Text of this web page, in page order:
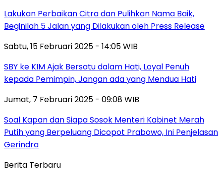
Lakukan Perbaikan Citra dan Pulihkan Nama Baik,
Beginilah 5 Jalan yang Dilakukan oleh Press Release
Sabtu, 15 Februari 2025 - 14:05 WIB
SBY ke KIM Ajak Bersatu dalam Hati, Loyal Penuh
kepada Pemimpin, Jangan ada yang Mendua Hati
Jumat, 7 Februari 2025 - 09:08 WIB
Soal Kapan dan Siapa Sosok Menteri Kabinet Merah
Putih yang Berpeluang Dicopot Prabowo, Ini Penjelasan
Gerindra
Berita Terbaru